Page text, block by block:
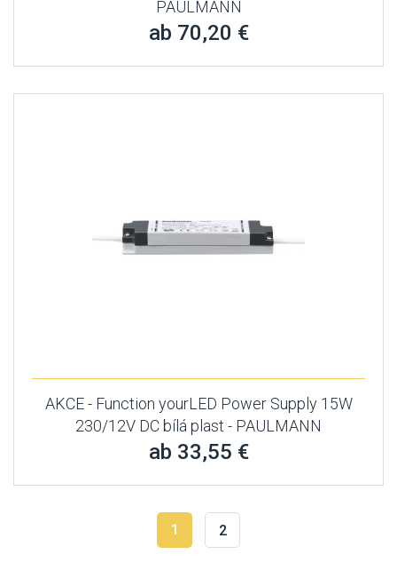
PAULMANN
ab 70,20 €
AKCE - Function yourLED Power Supply 15W
230/12V DC bílá plast - PAULMANN
ab 33,55 €
1 2